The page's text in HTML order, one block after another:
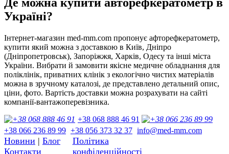
Де можна купити авторефкератометр в
Україні?
Інтернет-магазин med-mm.com пропонує афторефкератометр,
купити який можна з доставкою в Київ, Дніпро
(Дніпропетровськ), Запоріжжя, Харків, Одесу та інші міста
України. Вибрати й замовити якісне медичне обладнання для
поліклінік, приватних клінік з екологічно чистих матеріалів
можна в зручному каталозі, де представлено детальний опис,
ціни, фото. Вартість доставки можна розрахувати на сайті
компанії-вантажоперевізника.
+38 068 888 46 91
+38 066 236 89 99 +38 056 373 32 37 info@med-mm.com
Новини | Блог
Контакти
Політика
конфіденційності